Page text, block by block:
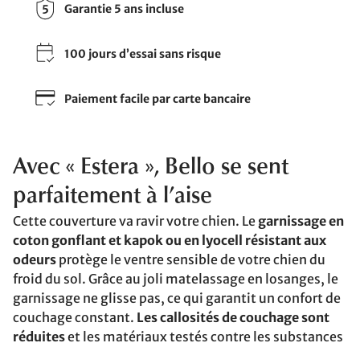
Garantie 5 ans incluse
100 jours d’essai sans risque
Paiement facile par carte bancaire
Avec « Estera », Bello se sent
parfaitement à l’aise
Cette couverture va ravir votre chien. Le garnissage en
coton gonflant et kapok ou en lyocell résistant aux
odeurs protège le ventre sensible de votre chien du
froid du sol. Grâce au joli matelassage en losanges, le
garnissage ne glisse pas, ce qui garantit un confort de
couchage constant. Les callosités de couchage sont
réduiteset les matériaux testés contre les substances